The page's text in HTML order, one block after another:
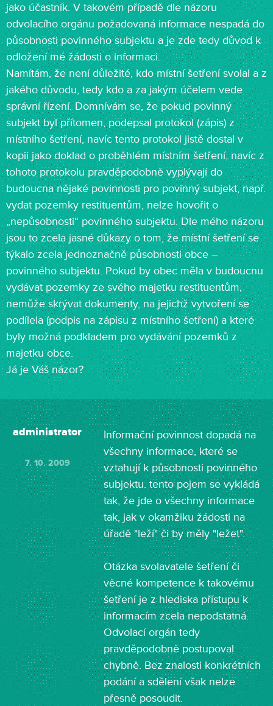
jako účastník. V takovém případě dle názoru
odvolacího orgánu požadovaná informace nespadá do
působnosti povinného subjektu a je zde tedy důvod k
odložení mé žádosti o informaci.
Namítám, že není důležité, kdo místní šetření svolal a z
jakého důvodu, tedy kdo a za jakým účelem vede
správní řízení. Domnívám se, že pokud povinný
subjekt byl přítomen, podepsal protokol (zápis) z
místního šetření, navíc tento protokol jistě dostal v
kopii jako doklad o proběhlém místním šetření, navíc z
tohoto protokolu pravděpodobně vyplývají do
budoucna nějaké povinnosti pro povinný subjekt, např.
vydat pozemky restituentům, nelze hovořit o
„nepůsobnosti“ povinného subjektu. Dle mého názoru
jsou to zcela jasné důkazy o tom, že místní šetření se
týkalo zcela jednoznačně působnosti obce –
povinného subjektu. Pokud by obec měla v budoucnu
vydávat pozemky ze svého majetku restituentům,
nemůže skrývat dokumenty, na jejichž vytvoření se
podílela (podpis na zápisu z místního šetření) a které
byly možná podkladem pro vydávání pozemků z
majetku obce.
Já je Váš názor?
administrator
7. 10. 2009
Informační povinnost dopadá na
všechny informace, které se
vztahují k působnosti povinného
subjektu. tento pojem se vykládá
tak, že jde o všechny informace
tak, jak v okamžiku žádosti na
úřadě "leží" či by měly "ležet".
Otázka svolavatele šetření či
věcné kompetence k takovému
šetření je z hlediska přístupu k
informacím zcela nepodstatná.
Odvolací orgán tedy
pravděpodobně postupoval
chybně. Bez znalosti konkrétních
podání a sdělení však nelze
přesně posoudit.